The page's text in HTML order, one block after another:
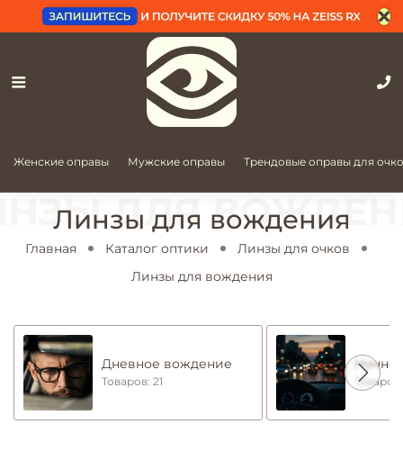
Женские оправы Мужские оправы Трендовые оправы для
Линзы для вождения
Главная Каталог оптики
Линзы для очков
Линзы для вождения
Дневное вождение
Товаров: 21